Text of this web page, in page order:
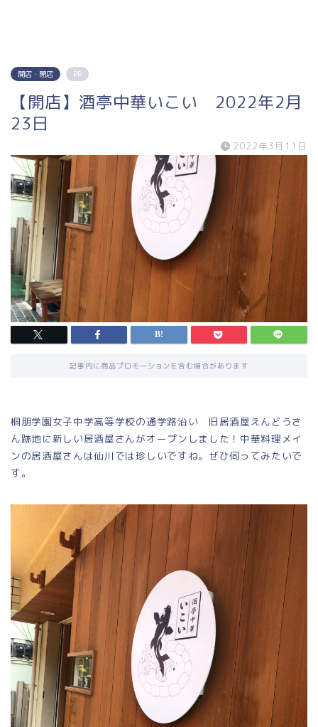
開店・閉店 PR
【開店】酒亭中華いこい 2022年2月
23日
2022年3月11日
記事内に商品プロモーションを含む場合があります
桐朋学園女子中学高等学校の通学路沿い 旧居酒屋えんどうさ
ん跡地に新しい居酒屋さんがオープンしました！中華料理メイ
ンの居酒屋さんは仙川では珍しいですね。ぜひ伺ってみたいで
す。